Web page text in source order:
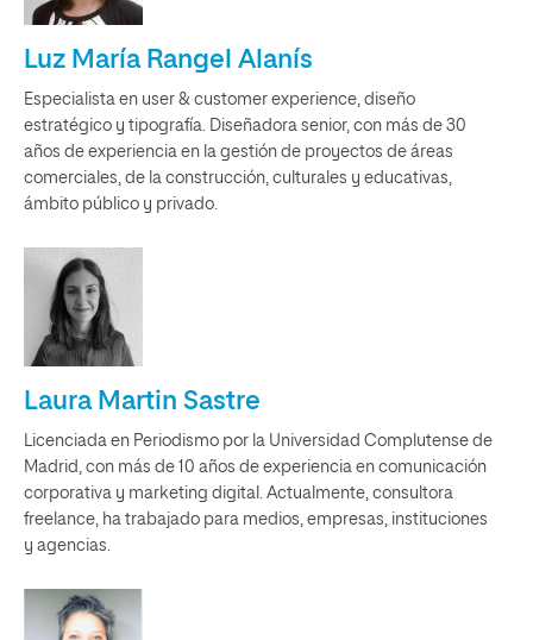
Luz María Rangel Alanís
Especialista en user & customer experience, diseño
estratégico y tipografía. Diseñadora senior, con más de 30
años de experiencia en la gestión de proyectos de áreas
comerciales, de la construcción, culturales y educativas,
ámbito público y privado.
Laura Martin Sastre
Licenciada en Periodismo por la Universidad Complutense de
Madrid, con más de 10 años de experiencia en comunicación
corporativa y marketing digital. Actualmente, consultora
freelance, ha trabajado para medios, empresas, instituciones
y agencias.